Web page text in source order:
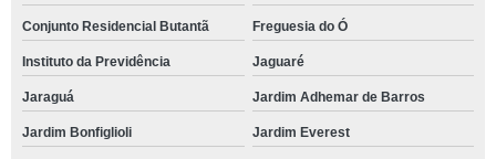
Conjunto Residencial Butantã Freguesia do Ó
Instituto da Previdência Jaguaré
Jaraguá Jardim Adhemar de Barros
Jardim Bonfiglioli Jardim Everest